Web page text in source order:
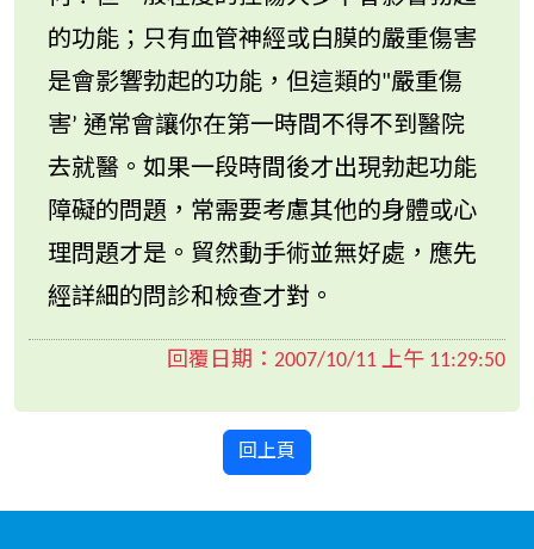
的功能；只有血管神經或白膜的嚴重傷害
是會影響勃起的功能，但這類的"嚴重傷
害’ 通常會讓你在第一時間不得不到醫院
去就醫。如果一段時間後才出現勃起功能
障礙的問題，常需要考慮其他的身體或心
理問題才是。貿然動手術並無好處，應先
經詳細的問診和檢查才對。
回覆日期： 2007/10/11 上午 11:29:50
回上頁